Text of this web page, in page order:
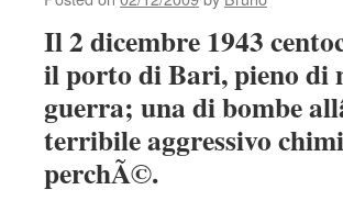
Il 2 dicembre 1943
il porto di Bari, pieno di
guerra; una di bombe
terribile aggressivo
perchÃ©.